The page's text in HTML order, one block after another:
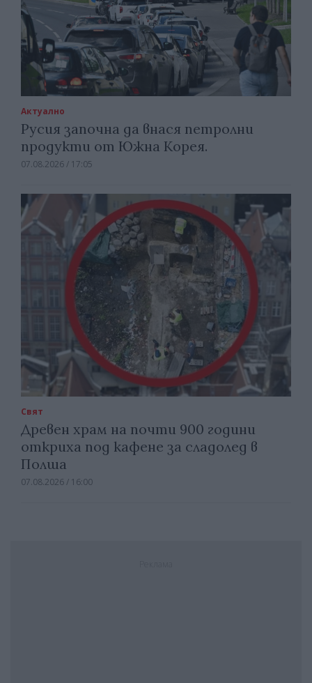
Актуално
Русия започна да внася петролни
продукти от Южна Корея.
07.08.2026 / 17:05
Свят
Древен храм на почти 900 години
откриха под кафене за сладолед в
Полша
07.08.2026 / 16:00